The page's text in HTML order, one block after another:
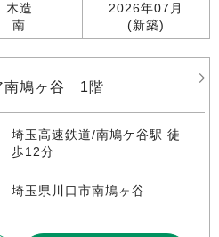
木造
南
2026年07月
(新築)
南鳩ヶ谷 1階
埼玉高速鉄道/南鳩ケ谷駅 徒
歩12分
埼玉県川口市南鳩ヶ谷